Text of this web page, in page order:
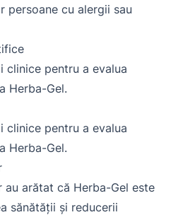
persoane cu alergii sau
clinice pentru a evalua
Herba-Gel.
clinice pentru a evalua
Herba-Gel.
au arătat că Herba-Gel este
sănătății și reducerii